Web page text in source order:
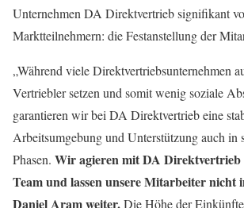
Unternehmen DA Direktvertrieb signifikant
Marktteilnehmern: die Festanstellung der
„Während viele Direktvertriebsunternehmen
Vertriebler setzen und somit wenig soziale
garantieren wir bei DA Direktvertrieb eine
Arbeitsumgebung und Unterstützung auch in
Phasen. Wir agieren mit DA Direktvertrieb
Team und lassen unsere Mitarbeiter nicht
Daniel Aram weiter.Die Höhe der